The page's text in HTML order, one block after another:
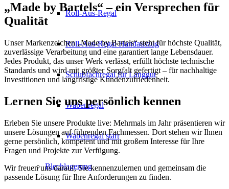
Roll-Aus-Regal
Roll-Aus-Regal Handauszug
Schubfachregal für Langgut
Wabenregal
Wabenregal starr
Blechlagerung
„Made by Bartels“ – ein Versprechen für
Qualität
Unser Markenzeichen „Made by Bartels“ steht für höchste Qualität,
zuverlässige Verarbeitung und eine garantiert lange Lebensdauer.
Jedes Produkt, das unser Werk verlässt, erfüllt höchste technische
Standards und wird mit größter Sorgfalt gefertigt – für nachhaltige
Investitionen und langfristige Kundenzufriedenheit.
Lernen Sie uns persönlich kennen
Erleben Sie unsere Produkte live: Mehrmals im Jahr präsentieren wir
unsere Lösungen auf führenden Fachmessen. Dort stehen wir Ihnen
gerne persönlich, kompetent und mit großem Interesse für Ihre
Fragen und Projekte zur Verfügung.
Wir freuen uns darauf, Sie kennenzulernen und gemeinsam die
passende Lösung für Ihre Anforderungen zu finden.